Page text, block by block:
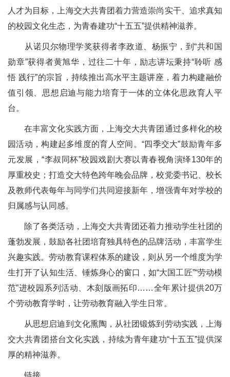
人才为目标，上海交大共青团着力营造崇尚实干、追求真知
的校园文化生态，为青春建功“十五五”提供精神滋养。
从诺贝尔物理学奖获得者李政道、杨振宁，到“共和国
勋章”获得者黄旭华，过往二十年，励志讲坛秉持“聆听 感
悟 践行”的宗旨，持续推出高水平主题讲座，着力构建融价
值引领、思想启迪与能力培育于一体的立体化思政育人平
台。
在丰富文化实践方面，上海交大共青团通过多样化的校
园活动，构建起多维度的育人空间。“四季交大”鼓励青年多
元发展，“李叔同杯”校园戏剧大赛以青春视角演绎130年的
厚重校史；打造交大特色跨年晚会品牌，校党委书记、校长
及教师代表每年与同学们共同迎接新年，增强青年对学校的
归属感与认同感。
除了各类活动，上海交大共青团还着力推动学生社团的
蓬勃发展，鼓励各社团培育独具特色的品牌活动，丰富学生
兴趣实践。劳动教育课程体系的建设，则从另一个维度为学
生打开了认知生活、锤炼身心的窗口，如“大国工匠”“劳动模
范”进校园系列活动、木刻版画拓印……全年累计提供20万
个劳动教育学时，让劳动教育融入学生日常。
从思想启迪到文化熏陶，从社团锻炼到劳动实践，上海
交大共青团搭台文化实践，持续为青年建功“十五五”提供深
厚的精神滋养。
链接